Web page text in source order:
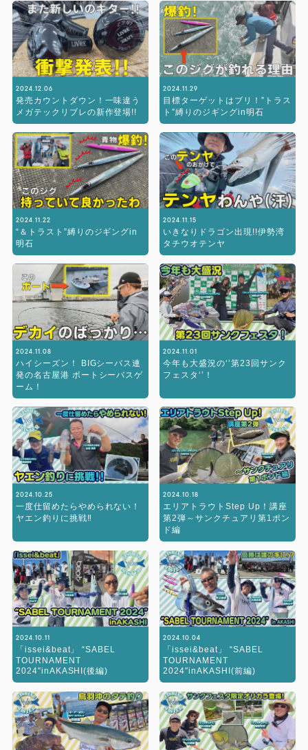
2024.12.06
発売カウントダウン！一味違う
メガテックリブレの新作登場!!
2024.11.29
目標ターゲットはブリ！”トラス
ト”縛りのジギングin明石
2024.11.22
“＆トラスト”縛りのジギングin
明石
2024.11.15
いきなりドラゴン出現!!伊勢湾
タチウオテンヤ
2024.11.08
ハイシーズン！ BIGシーバス連
発の名古屋港 ボートシーバスゲ
ーム！
2024.11.01
今年も大盛況の‘’第23回サンク
フェスタ‘’！
2024.10.25
一度仕留めたらやめられない！
ヤエン釣りに挑戦‼︎
2024.10.18
エリアトラウトStep Up！講座
第2弾～サンクチュアリ第1ポン
ド編
2024.10.11
「issei&beat」 “SABEL
TOURNAMENT
2024″inAKASHI(後編)
2024.10.04
「issei&beat」 “SABEL
TOURNAMENT
2024″inAKASHI(前編)